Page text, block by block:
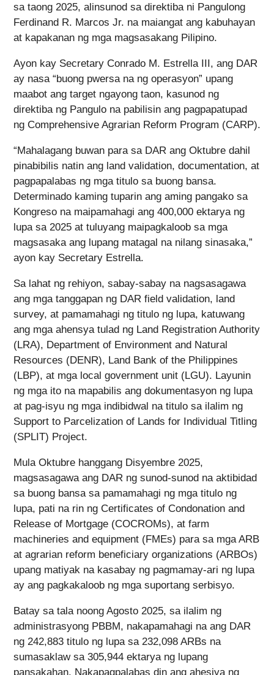
sa taong 2025, alinsunod sa direktiba ni Pangulong
Ferdinand R. Marcos Jr. na maiangat ang kabuhayan
at kapakanan ng mga magsasakang Pilipino.
Ayon kay Secretary Conrado M. Estrella III, ang DAR
ay nasa “buong pwersa na ng operasyon” upang
maabot ang target ngayong taon, kasunod ng
direktiba ng Pangulo na pabilisin ang pagpapatupad
ng Comprehensive Agrarian Reform Program (CARP).
“Mahalagang buwan para sa DAR ang Oktubre dahil
pinabibilis natin ang land validation, documentation, at
pagpapalabas ng mga titulo sa buong bansa.
Determinado kaming tuparin ang aming pangako sa
Kongreso na maipamahagi ang 400,000 ektarya ng
lupa sa 2025 at tuluyang maipagkaloob sa mga
magsasaka ang lupang matagal na nilang sinasaka,”
ayon kay Secretary Estrella.
Sa lahat ng rehiyon, sabay-sabay na nagsasagawa
ang mga tanggapan ng DAR field validation, land
survey, at pamamahagi ng titulo ng lupa, katuwang
ang mga ahensya tulad ng Land Registration Authority
(LRA), Department of Environment and Natural
Resources (DENR), Land Bank of the Philippines
(LBP), at mga local government unit (LGU). Layunin
ng mga ito na mapabilis ang dokumentasyon ng lupa
at pag-isyu ng mga indibidwal na titulo sa ilalim ng
Support to Parcelization of Lands for Individual Titling
(SPLIT) Project.
Mula Oktubre hanggang Disyembre 2025,
magsasagawa ang DAR ng sunod-sunod na aktibidad
sa buong bansa sa pamamahagi ng mga titulo ng
lupa, pati na rin ng Certificates of Condonation and
Release of Mortgage (COCROMs), at farm
machineries and equipment (FMEs) para sa mga ARB
at agrarian reform beneficiary organizations (ARBOs)
upang matiyak na kasabay ng pagmamay-ari ng lupa
ay ang pagkakaloob ng mga suportang serbisyo.
Batay sa tala noong Agosto 2025, sa ilalim ng
administrasyong PBBM, nakapamahagi na ang DAR
ng 242,883 titulo ng lupa sa 232,098 ARBs na
sumasaklaw sa 305,944 ektarya ng lupang
pansakahan. Nakapagpalabas din ang ahesiya ng